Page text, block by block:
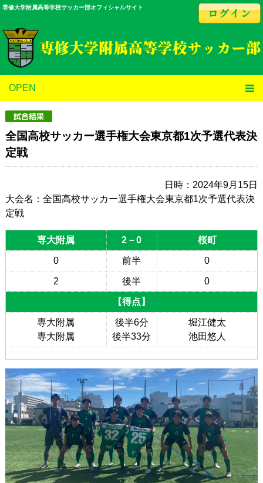
専修大学附属高等学校サッカー部オフィシャルサイト
OPEN
全国高校サッカー選手権大会東京都1次予選代表決
定戦
日時：2024年9月15日
大会名：全国高校サッカー選手権大会東京都1次予選代表決
定戦
専大附属 2－0 桜町
0 前半 0
2 後半 0
【得点】
専大附属
専大附属
後半6分
後半33分
堀江健太
池田悠人